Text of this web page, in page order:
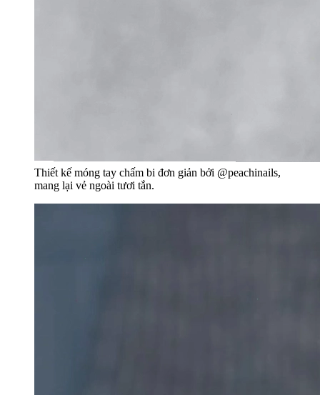
Thiết kế móng tay chấm bi đơn giản bởi @peachinails,
mang lại vẻ ngoài tươi tắn.